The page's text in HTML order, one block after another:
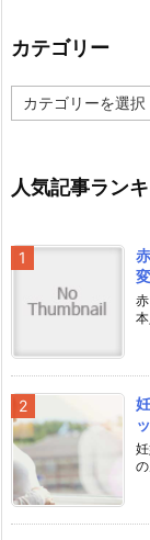
カテゴリー
テ
ー
人気記事ラン